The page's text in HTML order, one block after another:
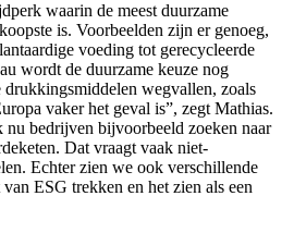
waarin de meest duurzame
is. Voorbeelden zijn er genoeg,
voeding tot gerecycleerde
wordt de duurzame keuze nog
wegvallen, zoals
vaker het geval is”, zegt Mathias.
nu bedrijven bijvoorbeeld zoeken naar
Dat vraagt vaak niet-
Echter zien we ook verschillende
ESG trekken en het zien als een